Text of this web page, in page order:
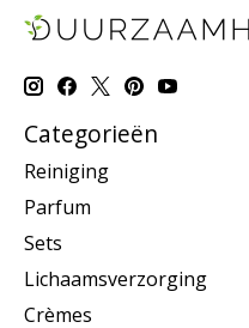
Categorieën
Reiniging
Parfum
Sets
Lichaamsverzorging
Crèmes